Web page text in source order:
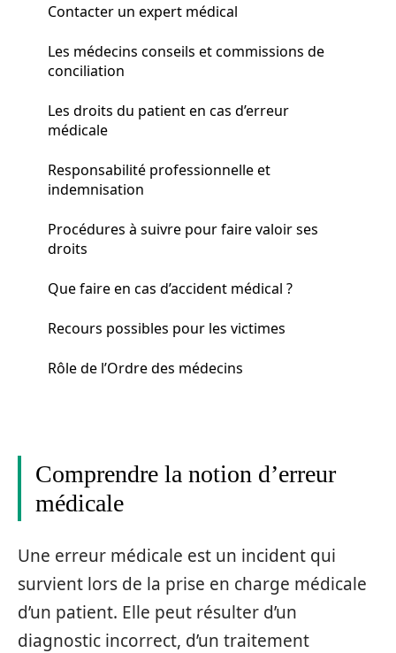
Contacter un expert médical
Les médecins conseils et commissions de
conciliation
Les droits du patient en cas d’erreur
médicale
Responsabilité professionnelle et
indemnisation
Procédures à suivre pour faire valoir ses
droits
Que faire en cas d’accident médical ?
Recours possibles pour les victimes
Rôle de l’Ordre des médecins
Comprendre la notion d’erreur
médicale
Une erreur médicale est un incident qui
survient lors de la prise en charge médicale
d’un patient. Elle peut résulter d’un
diagnostic incorrect, d’un traitement